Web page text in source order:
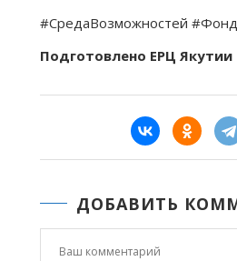
#СредаВозможностей
Подготовлено ЕРЦ Якутии
ДОБАВИТЬ